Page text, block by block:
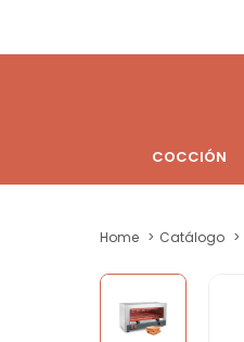
COCCIÓN
Home Catálogo